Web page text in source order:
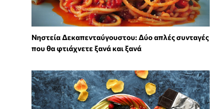
Νηστεία Δεκαπενταύγουστου: Δύο απλές συνταγές
που θα φτιάχνετε ξανά και ξανά